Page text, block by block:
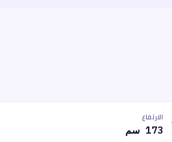
الارتفاع
173 سم